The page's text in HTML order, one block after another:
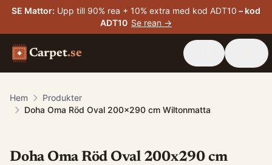
SE Mattor: Upp till 90% rea + 10% extra med kod ADT10 – kod
ADT10 Se rean →
Carpet.se
Hem
Produkter
Doha Oma Röd Oval 200x290 cm Wiltonmatta
Doha Oma Röd Oval 200x290 cm